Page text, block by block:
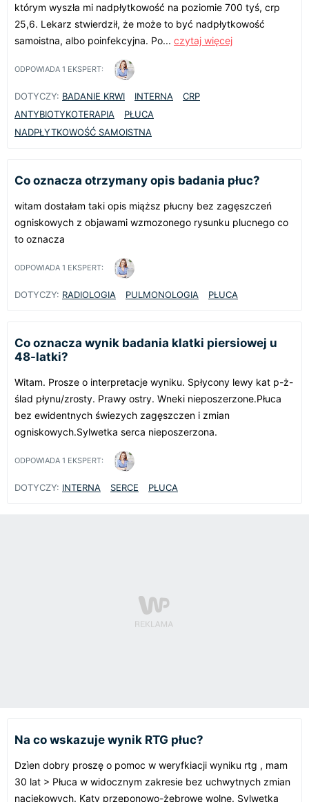
którym wyszła mi nadpłytkowość na poziomie 700 tyś, crp
25,6. Lekarz stwierdził, że może to być nadpłytkowość
samoistna, albo poinfekcyjna. Po... czytaj więcej
ODPOWIADA 1 EKSPERT:
DOTYCZY: BADANIE KRWI INTERNA
CRP
ANTYBIOTYKOTERAPIA
PŁUCA
NADPŁYTKOWOŚĆ SAMOISTNA
Co oznacza otrzymany opis badania płuc?
witam dostałam taki opis miąższ płucny bez zagęszczeń
ogniskowych z objawami wzmozonego rysunku plucnego co
to oznacza
ODPOWIADA 1 EKSPERT:
DOTYCZY: RADIOLOGIA PULMONOLOGIA PŁUCA
Co oznacza wynik badania klatki piersiowej u
48-latki?
Witam. Prosze o interpretacje wyniku. Spłycony lewy kat p-ż-
ślad płynu/zrosty. Prawy ostry. Wneki nieposzerzone.Płuca
bez ewidentnych świezych zagęszczen i zmian
ogniskowych.Sylwetka serca nieposzerzona.
ODPOWIADA 1 EKSPERT:
DOTYCZY: INTERNA SERCE PŁUCA
Na co wskazuje wynik RTG płuc?
Dzìen dobry proszę o pomoc w weryfkiacji wyniku rtg , mam
30 lat > Płuca w widocznym zakresie bez uchwytnych zmian
naciekowych. Kąty przeponowo-żebrowe wolne. Sylwetka